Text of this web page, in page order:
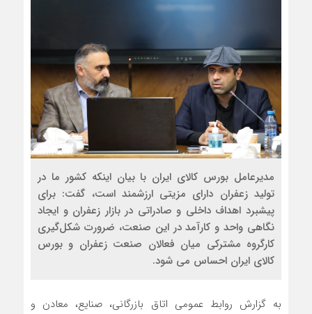
مدیرعامل بورس کالای ایران با بیان اینکه کشور ما در
تولید زعفران دارای مزیتی ارزشمند است، گفت: برای
پیشبرد اهداف داخلی و صادراتی در بازار زعفران و ایجاد
نگاهی واحد و کارآمد در این صنعت، ضرورت شکل‌گیری
کارگروه مشترکی میان فعالان صنعت زعفران و بورس
کالای ایران احساس می شود.
به گزارش روابط عمومی اتاق بازرگانی، صنایع، معادن و